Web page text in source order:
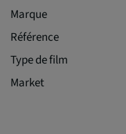
Marque
Référence
Type de film
Market